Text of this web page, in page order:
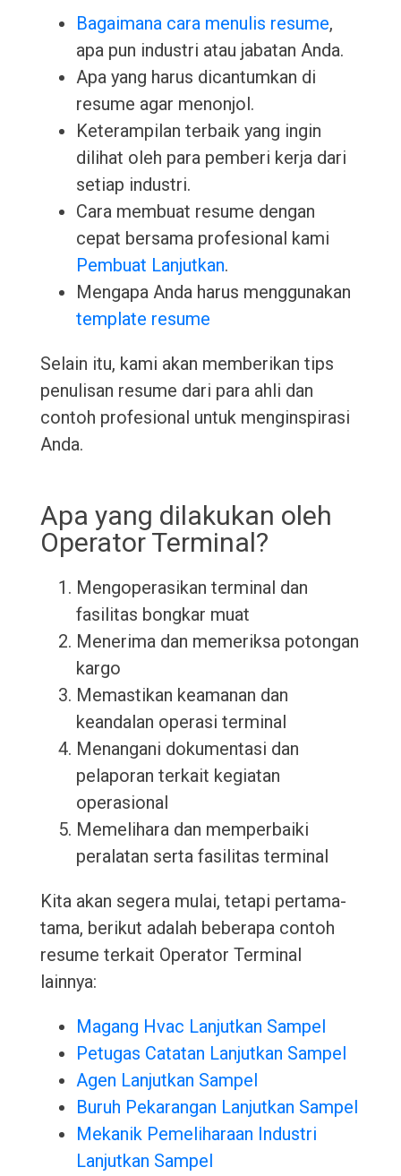
Bagaimana cara menulis resume,
apa pun industri atau jabatan Anda.
Apa yang harus dicantumkan di
resume agar menonjol.
Keterampilan terbaik yang ingin
dilihat oleh para pemberi kerja dari
setiap industri.
Cara membuat resume dengan
cepat bersama profesional kami
Pembuat Lanjutkan.
Mengapa Anda harus menggunakan
template resume
Selain itu, kami akan memberikan tips
penulisan resume dari para ahli dan
contoh profesional untuk menginspirasi
Anda.
Apa yang dilakukan oleh
Operator Terminal?
Mengoperasikan terminal dan
fasilitas bongkar muat
Menerima dan memeriksa potongan
kargo
Memastikan keamanan dan
keandalan operasi terminal
Menangani dokumentasi dan
pelaporan terkait kegiatan
operasional
Memelihara dan memperbaiki
peralatan serta fasilitas terminal
Kita akan segera mulai, tetapi pertama-
tama, berikut adalah beberapa contoh
resume terkait Operator Terminal
lainnya:
Magang Hvac Lanjutkan Sampel
Petugas Catatan Lanjutkan Sampel
Agen Lanjutkan Sampel
Buruh Pekarangan Lanjutkan Sampel
Mekanik Pemeliharaan Industri
Lanjutkan Sampel